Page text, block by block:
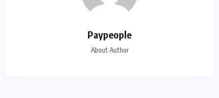
Paypeople
About Author